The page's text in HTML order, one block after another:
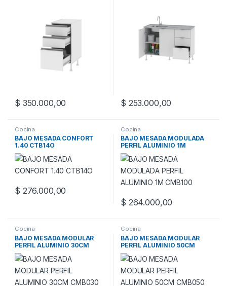
$ 350.000,00 $ 253.000,00
Cocina
BAJO MESADA CONFORT
1.40 CTB14O
$ 276.000,00
Cocina
BAJO MESADA MODULADA
PERFIL ALUMINIO 1M
CMB100
$ 264.000,00
Cocina
BAJO MESADA MODULAR
PERFIL ALUMINIO 30CM
CMB030
Cocina
BAJO MESADA MODULAR
PERFIL ALUMINIO 50CM
CMB050